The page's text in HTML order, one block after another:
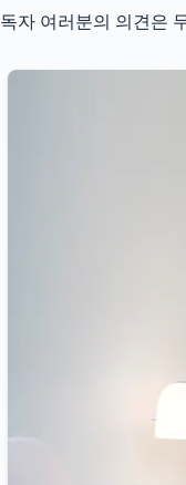
독자 여러분의 의견은